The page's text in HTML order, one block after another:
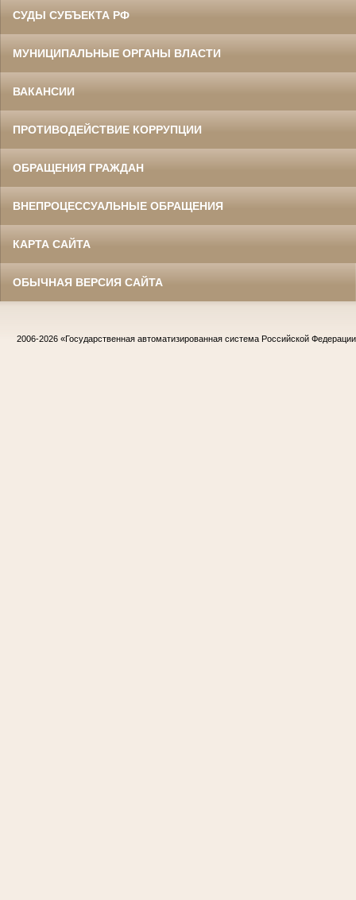
СУДЫ СУБЪЕКТА РФ
МУНИЦИПАЛЬНЫЕ ОРГАНЫ ВЛАСТИ
ВАКАНСИИ
ПРОТИВОДЕЙСТВИЕ КОРРУПЦИИ
ОБРАЩЕНИЯ ГРАЖДАН
ВНЕПРОЦЕССУАЛЬНЫЕ ОБРАЩЕНИЯ
КАРТА САЙТА
ОБЫЧНАЯ ВЕРСИЯ САЙТА
2006-2026 «Государственная автоматизированная система Российской